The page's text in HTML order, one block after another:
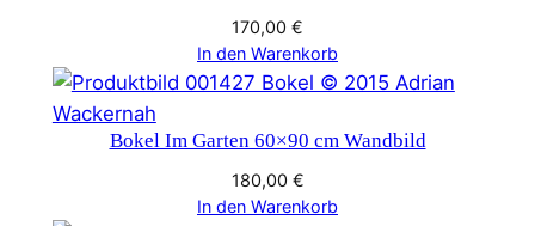
170,00 €
In den Warenkorb
Bokel Im Garten 60×90 cm Wandbild
180,00 €
In den Warenkorb